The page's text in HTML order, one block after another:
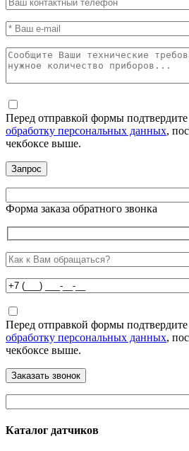
Перед отправкой формы подтвердите
обработку персональных данных,
чекбоксе выше.
Форма заказа обратного звонка
Перед отправкой формы подтвердите
обработку персональных данных,
чекбоксе выше.
Каталог датчиков